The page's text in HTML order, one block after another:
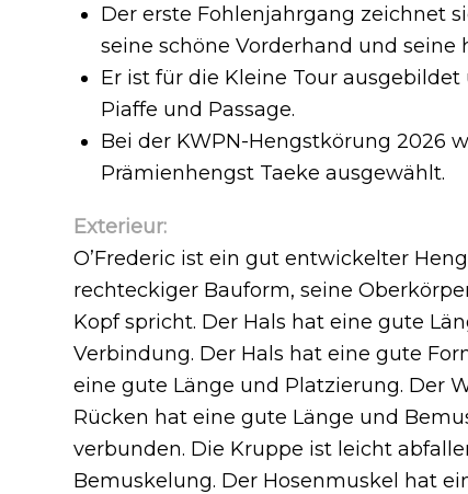
Der erste Fohlenjahrgang zeichnet
seine schöne Vorderhand und seine
Er ist für die Kleine Tour
Piaffe und Passage.
Bei der KWPN-Hengstkörung 2026
Prämienhengst Taeke ausgewählt.
Exterieur:
O’Frederic ist ein gut entwickelter
rechteckiger Bauform, seine
Kopf spricht. Der Hals hat eine gute
Verbindung. Der Hals hat eine gute
eine gute Länge und Platzierung. Der
Rücken hat eine gute Länge und
verbunden. Die Kruppe ist leicht
Bemuskelung. Der Hosenmuskel hat